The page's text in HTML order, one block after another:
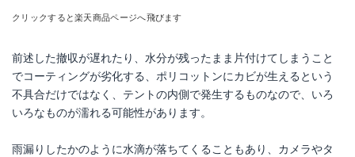
クリックすると楽天商品ページへ飛びます
前述した撤収が遅れたり、水分が残ったまま片付けてしまうこと
でコーティングが劣化する、ポリコットンにカビが生えるという
不具合だけではなく、テントの内側で発生するものなので、いろ
いろなものが濡れる可能性があります。
雨漏りしたかのように水滴が落ちてくることもあり、カメラやタ